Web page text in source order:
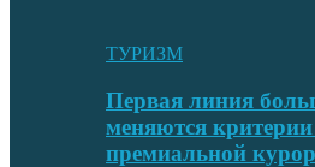
ТУРИЗМ
Первая линия
меняются
премиальной